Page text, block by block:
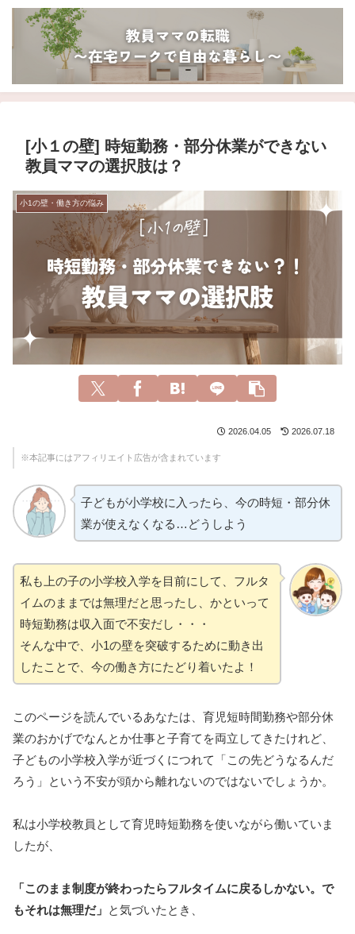
[小１の壁] 時短勤務・部分休業ができない
教員ママの選択肢は？
小1の壁・働き方の悩み
2026.04.05 2026.07.18
※本記事にはアフィリエイト広告が含まれています
子どもが小学校に入ったら、今の時短・部分休
業が使えなくなる…どうしよう
私も上の子の小学校入学を目前にして、フルタ
イムのままでは無理だと思ったし、かといって
時短勤務は収入面で不安だし・・・
そんな中で、小1の壁を突破するために動き出
したことで、今の働き方にたどり着いたよ！
このページを読んでいるあなたは、育児短時間勤務や部分休
業のおかげでなんとか仕事と子育てを両立してきたけれど、
子どもの小学校入学が近づくにつれて「この先どうなるんだ
ろう」という不安が頭から離れないのではないでしょうか。
私は小学校教員として育児時短勤務を使いながら働いていま
したが、
「このまま制度が終わったらフルタイムに戻るしかない。で
もそれは無理だ」 と気づいたとき、